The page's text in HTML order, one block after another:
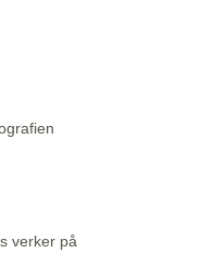
verker på